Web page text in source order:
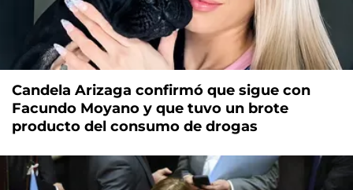
Candela Arizaga confirmó que sigue con
Facundo Moyano y que tuvo un brote
producto del consumo de drogas